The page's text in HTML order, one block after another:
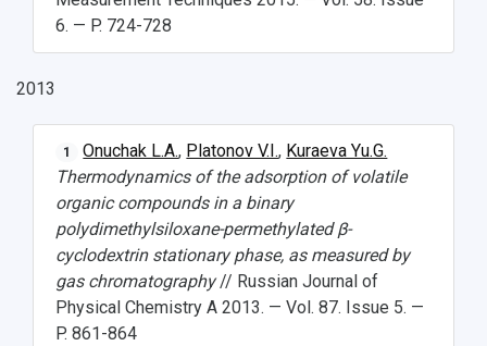
6. — P. 724-728
2013
1 Onuchak L.A., Platonov V.I., Kuraeva Yu.G.
Thermodynamics of the adsorption of volatile
organic compounds in a binary
polydimethylsiloxane-permethylated β-
cyclodextrin stationary phase, as measured by
gas chromatography// Russian Journal of
Physical Chemistry A 2013. — Vol. 87. Issue 5. —
P. 861-864